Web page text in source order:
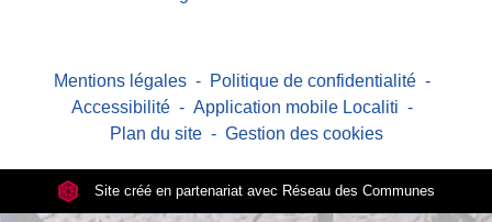
Mentions légales - Politique de confidentialité -
Accessibilité - Application mobile Localiti -
Plan du site - Gestion des cookies
Site créé en partenariat avec Réseau des Communes